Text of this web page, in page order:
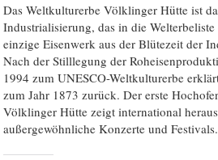
Das Weltkulturerbe Völklinger Hütte ist
Industrialisierung, das in die
einzige Eisenwerk aus der Blütezeit der
Nach der Stilllegung der
1994 zum UNESCO-Weltkulturerbe
zum Jahr 1873 zurück. Der erste
Völklinger Hütte zeigt international
außergewöhnliche Konzerte und Festivals.